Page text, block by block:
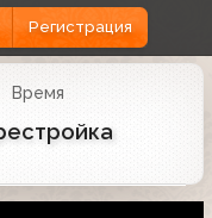
Регистрация
Время